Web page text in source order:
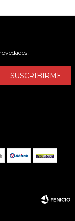
SUSCRIBIRME